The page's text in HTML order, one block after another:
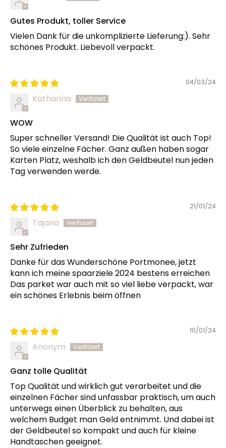
Gutes Produkt, toller Service
Vielen Dank für die unkomplizierte Lieferung:). Sehr
schönes Produkt. Liebevoll verpackt.
04/03/24
Katharina
WOW
Super schneller Versand! Die Qualität ist auch Top!
So viele einzelne Fächer. Ganz außen haben sogar
Karten Platz, weshalb ich den Geldbeutel nun jeden
Tag verwenden werde.
21/01/24
Tajana
Sehr Zufrieden
Danke für das Wunderschöne Portmonee, jetzt
kann ich meine spaarziele 2024 bestens erreichen
Das parket war auch mit so viel liebe verpackt, war
ein schönes Erlebnis beim öffnen
10/01/24
Anonym
Ganz tolle Qualität
Top Qualität und wirklich gut verarbeitet und die
einzelnen Fächer sind unfassbar praktisch, um auch
unterwegs einen Überblick zu behalten, aus
welchem Budget man Geld entnimmt. Und dabei ist
der Geldbeutel so kompakt und auch für kleine
Handtaschen geeignet.